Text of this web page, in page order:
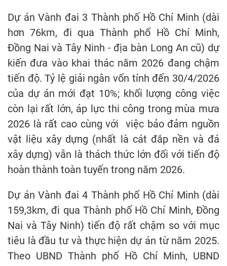
Dự án Vành đai 3 Thành phố Hồ Chí Minh (dài
hơn 76km, đi qua Thành phố Hồ Chí Minh,
Đồng Nai và Tây Ninh - địa bàn Long An cũ) dự
kiến đưa vào khai thác năm 2026 đang chậm
tiến độ. Tỷ lệ giải ngân vốn tính đến 30/4/2026
của dự án mới đạt 10%; khối lượng công việc
còn lại rất lớn, áp lực thi công trong mùa mưa
2026 là rất cao cùng với việc bảo đảm nguồn
vật liệu xây dựng (nhất là cát đắp nền và đá
xây dựng) vẫn là thách thức lớn đối với tiến độ
hoàn thành toàn tuyến trong năm 2026.
Dự án Vành đai 4 Thành phố Hồ Chí Minh (dài
159,3km, đi qua Thành phố Hồ Chí Minh, Đồng
Nai và Tây Ninh) tiến độ rất chậm so với mục
tiêu là đầu tư và thực hiện dự án từ năm 2025.
Theo UBND Thành phố Hồ Chí Minh, UBND